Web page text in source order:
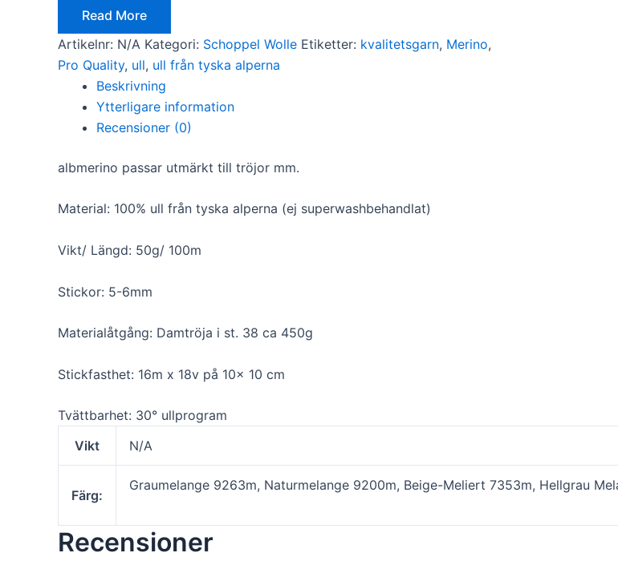
Read More
Artikelnr: N/A Kategori: Schoppel Wolle Etiketter: kvalitetsgarn, Merino,
Pro Quality, ull, ull från tyska alperna
Beskrivning
Ytterligare information
Recensioner (0)
albmerino passar utmärkt till tröjor mm.
Material: 100% ull från tyska alperna (ej superwashbehandlat)
Vikt/ Längd: 50g/ 100m
Stickor: 5-6mm
Materialåtgång: Damtröja i st. 38 ca 450g
Stickfasthet: 16m x 18v på 10x 10 cm
Tvättbarhet: 30° ullprogram
Vikt
N/A
Färg:
Graumelange 9263m, Naturmelange 9200m, Beige-Meliert 7353m, Hellgrau
Recensioner
hemsidans
funktionalitet
uppbyggnad,
hur hemsidan
För att vår
hemsida ska
bra som
Om du nekar
kakorna
att försvinna
hemsidan.
Marknadsföring
med dig av dina
beteende när du
surfar ökar du